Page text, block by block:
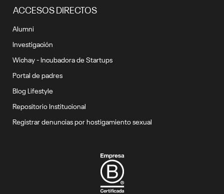
ACCESOS DIRECTOS
Alumni
Investigación
Wichay - Incubadora de Startups
Portal de padres
Blog Lifestyle
Repositorio Institucional
Registrar denuncias por hostigamiento sexual